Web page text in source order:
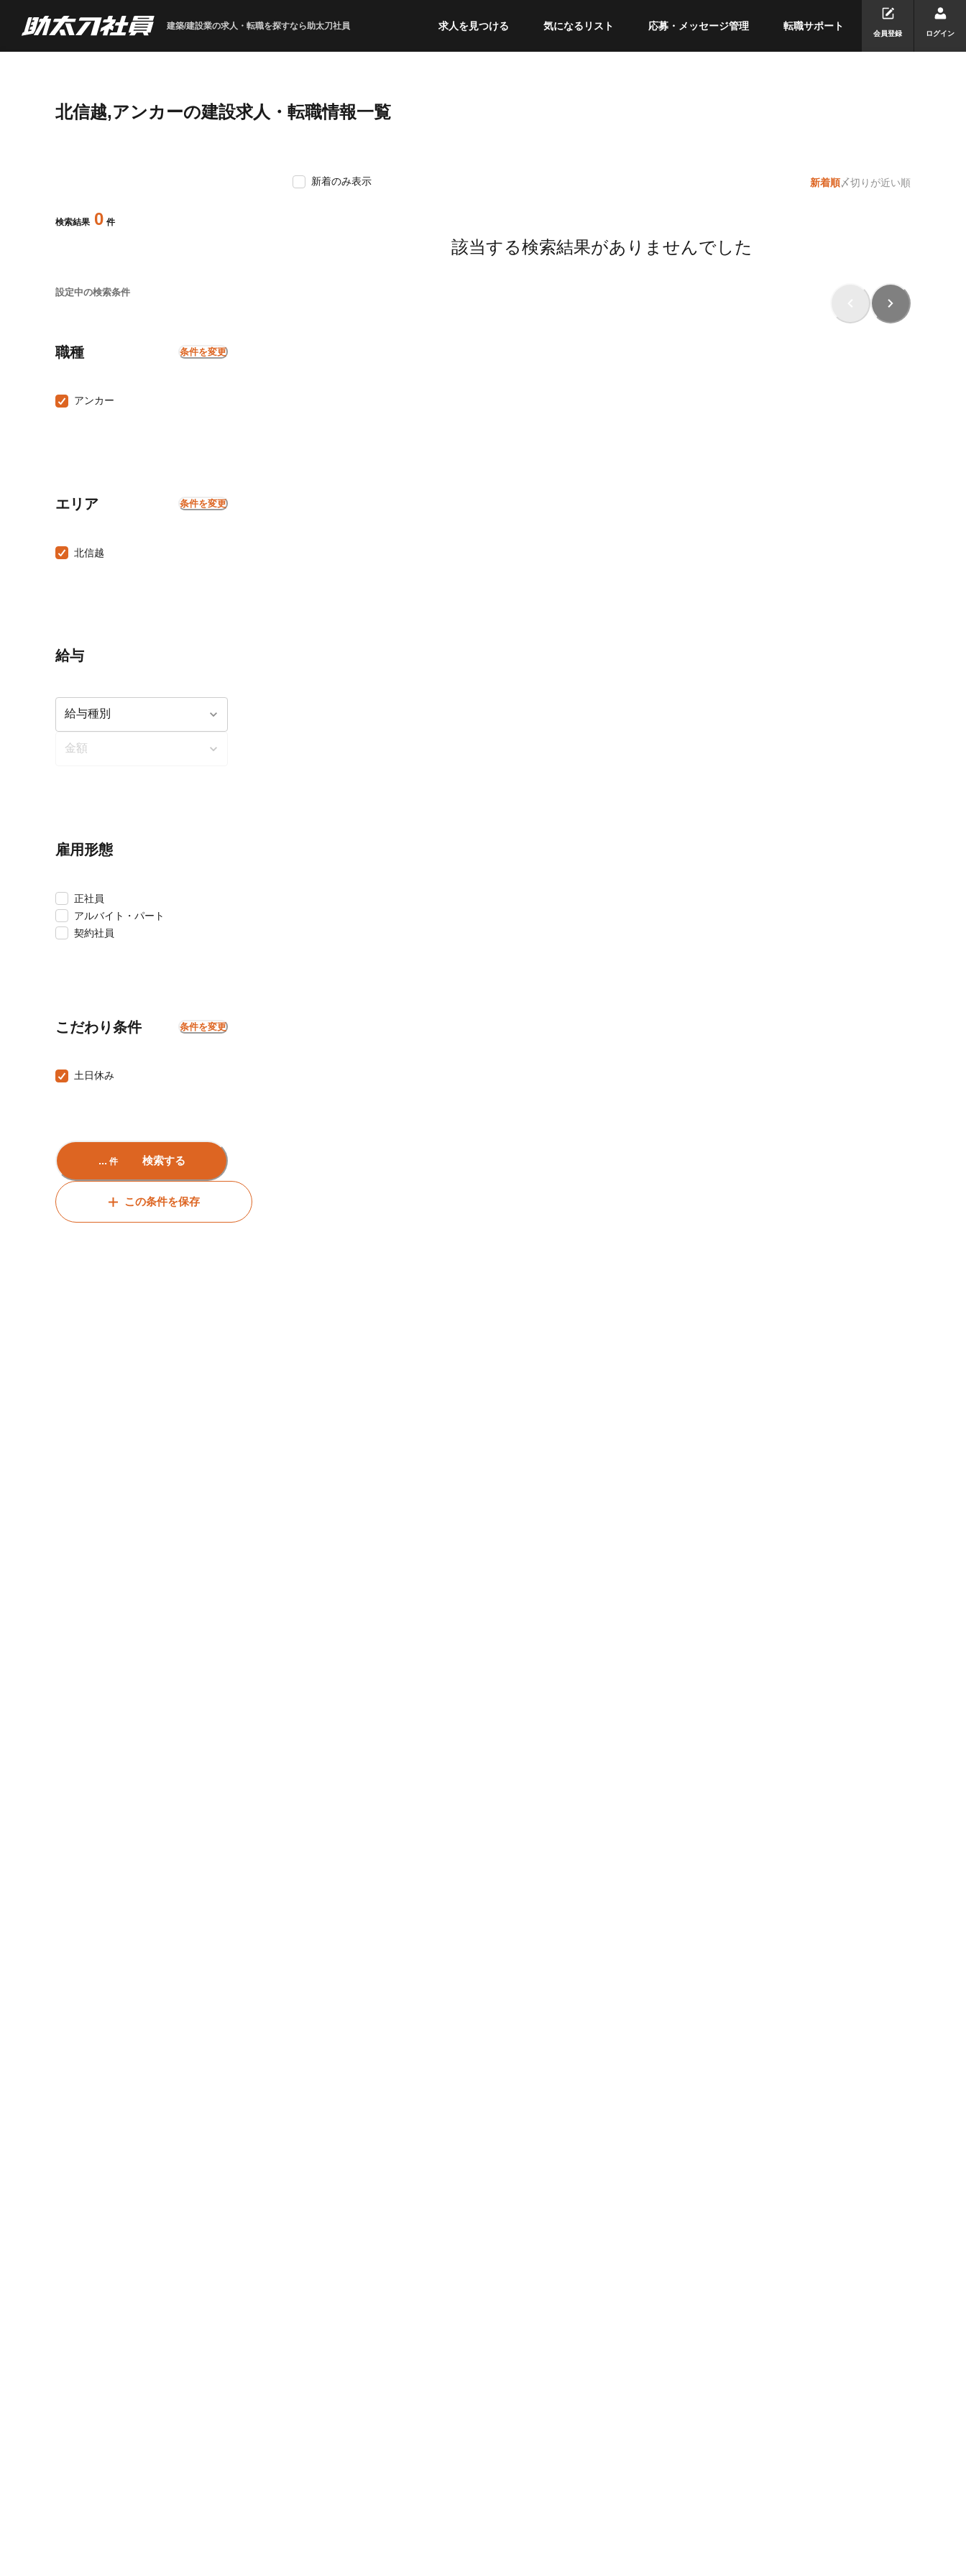
建築/建設業の求人・転職を探すなら助太刀社員 求人を見つける 気になるリスト 応募・メッセージ管理 転職サポート
会員登録 ログイン
北信越,アンカーの建設求人・転職情報一覧
検索結果 0 件
設定中の検索条件
職種 条件を変更
アンカー
エリア 条件を変更
北信越
給与
雇用形態
正社員
アルバイト・パート
契約社員
こだわり条件 条件を変更
土日休み
... 件 検索する
この条件を保存
新着のみ表示 新着順〆切りが近い順
該当する検索結果がありませんでした